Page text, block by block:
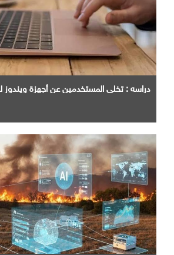
دراسه : تخلي المستخدمين عن أجهزة